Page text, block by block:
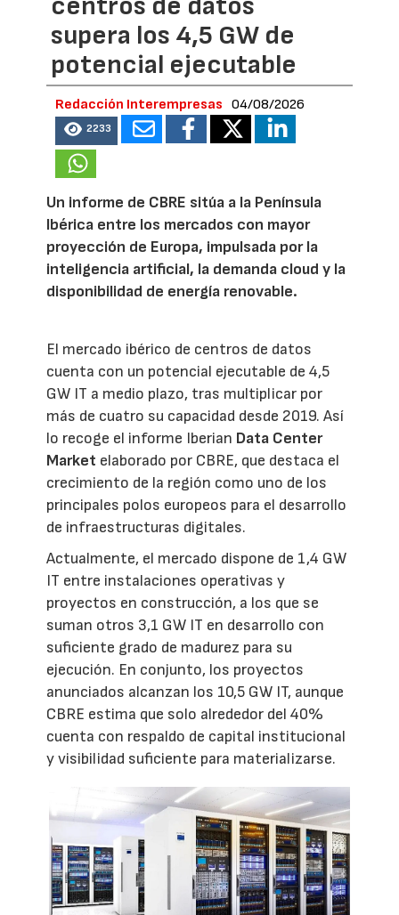
supera los 4,5 GW de
potencial ejecutable
Redacción Interempresas 04/08/2026
2233
Un informe de CBRE sitúa a la Península
Ibérica entre los mercados con mayor
proyección de Europa, impulsada por la
inteligencia artificial, la demanda cloud y la
disponibilidad de energía renovable.
El mercado ibérico de centros de datos
cuenta con un potencial ejecutable de 4,5
GW IT a medio plazo, tras multiplicar por
más de cuatro su capacidad desde 2019. Así
lo recoge el informe Iberian Data Center
Market elaborado por CBRE, que destaca el
crecimiento de la región como uno de los
principales polos europeos para el desarrollo
de infraestructuras digitales.
Actualmente, el mercado dispone de 1,4 GW
IT entre instalaciones operativas y
proyectos en construcción, a los que se
suman otros 3,1 GW IT en desarrollo con
suficiente grado de madurez para su
ejecución. En conjunto, los proyectos
anunciados alcanzan los 10,5 GW IT, aunque
CBRE estima que solo alrededor del 40%
cuenta con respaldo de capital institucional
y visibilidad suficiente para materializarse.